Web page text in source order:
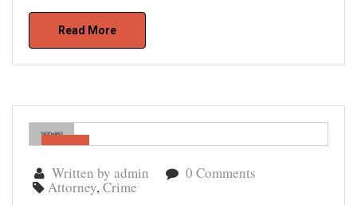
Read More
Gen
04
Written by admin 0 Comments
Attorney,Crime